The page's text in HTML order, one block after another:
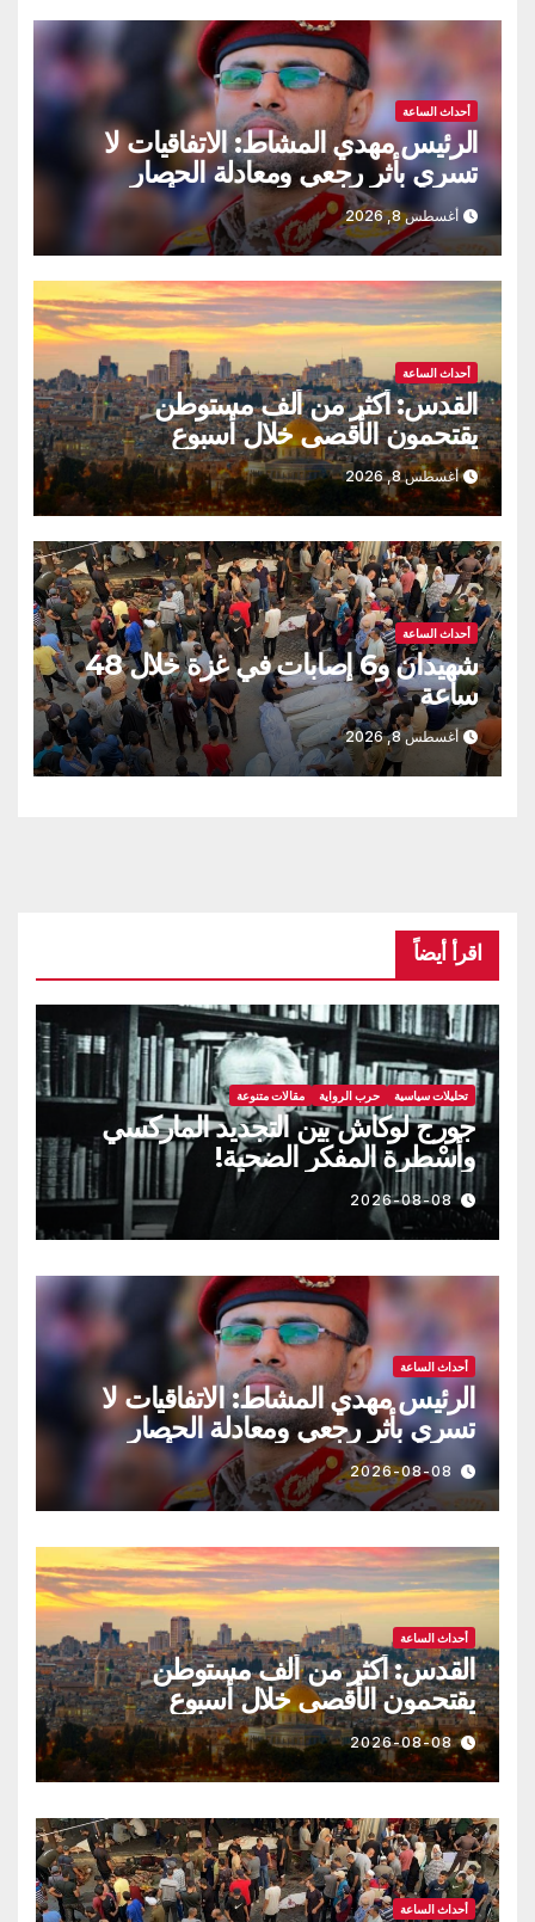
أحداث الساعة
الرئيس مهدي المشاط: الاتفاقيات لا
تسري بأثر رجعي ومعادلة الحصار
بالحصار مستمرة حتى تحقق أهدافها
أغسطس 8, 2026
أحداث الساعة
القدس: أكثر من ألف مستوطن
يقتحمون الأقصى خلال أسبوع
أغسطس 8, 2026
أحداث الساعة
شهيدان و6 إصابات في غزة خلال 48
ساعة
أغسطس 8, 2026
اقرأ أيضاً
تحليلات سياسية حرب الرواية مقالات متنوعة
جورج لوكاش بين التجديد الماركسي
وأسْطرة المفكر الضحية!
2026-08-08
أحداث الساعة
الرئيس مهدي المشاط: الاتفاقيات لا
تسري بأثر رجعي ومعادلة الحصار
بالحصار مستمرة حتى تحقق أهدافها
2026-08-08
أحداث الساعة
القدس: أكثر من ألف مستوطن
يقتحمون الأقصى خلال أسبوع
2026-08-08
أحداث الساعة